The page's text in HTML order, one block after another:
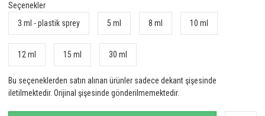
Seçenekler
3 ml - plastik sprey
5 ml 8 ml 10 ml
12 ml 15 ml 30 ml
Bu seçeneklerden satın alınan ürünler sadece dekant şişesinde
iletilmektedir. Orijinal şişesinde gönderilmemektedir.